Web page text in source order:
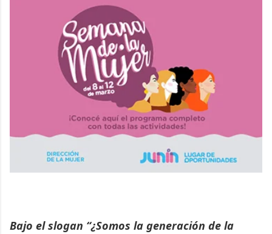
Bajo el slogan “¿Somos la generación de la